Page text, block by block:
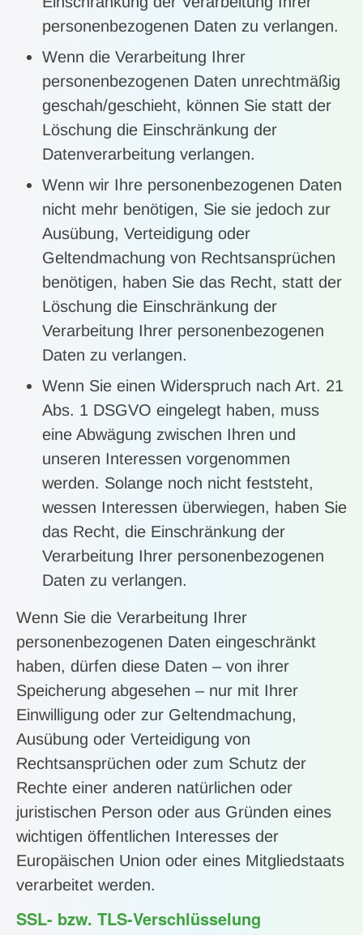
personenbezogenen Daten zu verlangen.
Wenn die Verarbeitung Ihrer
personenbezogenen Daten unrechtmäßig
geschah/geschieht, können Sie statt der
Löschung die Einschränkung der
Datenverarbeitung verlangen.
Wenn wir Ihre personenbezogenen Daten
nicht mehr benötigen, Sie sie jedoch zur
Ausübung, Verteidigung oder
Geltendmachung von Rechtsansprüchen
benötigen, haben Sie das Recht, statt der
Löschung die Einschränkung der
Verarbeitung Ihrer personenbezogenen
Daten zu verlangen.
Wenn Sie einen Widerspruch nach Art. 21
Abs. 1 DSGVO eingelegt haben, muss
eine Abwägung zwischen Ihren und
unseren Interessen vorgenommen
werden. Solange noch nicht feststeht,
wessen Interessen überwiegen, haben Sie
das Recht, die Einschränkung der
Verarbeitung Ihrer personenbezogenen
Daten zu verlangen.
Wenn Sie die Verarbeitung Ihrer
personenbezogenen Daten eingeschränkt
haben, dürfen diese Daten – von ihrer
Speicherung abgesehen – nur mit Ihrer
Einwilligung oder zur Geltendmachung,
Ausübung oder Verteidigung von
Rechtsansprüchen oder zum Schutz der
Rechte einer anderen natürlichen oder
juristischen Person oder aus Gründen eines
wichtigen öffentlichen Interesses der
Europäischen Union oder eines Mitgliedstaats
verarbeitet werden.
SSL- bzw. TLS-Verschlüsselung